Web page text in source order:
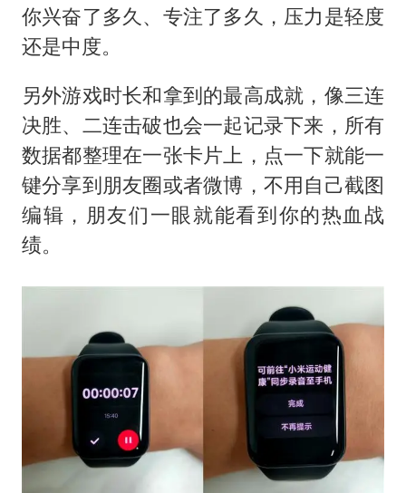
你兴奋了多久、专注了多久，压力是轻度
还是中度。
另外游戏时长和拿到的最高成就，像三连
决胜、二连击破也会一起记录下来，所有
数据都整理在一张卡片上，点一下就能一
键分享到朋友圈或者微博，不用自己截图
编辑，朋友们一眼就能看到你的热血战
绩。